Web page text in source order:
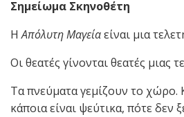
Σημείωμα Σκηνοθέτη
ΗΑπόλυτη Μαγείαείναι μια
Οι θεατές γίνονται θεατές μιας
Τα πνεύματα γεμίζουν το χώρο.
κάποια είναι ψεύτικα, πότε δεν